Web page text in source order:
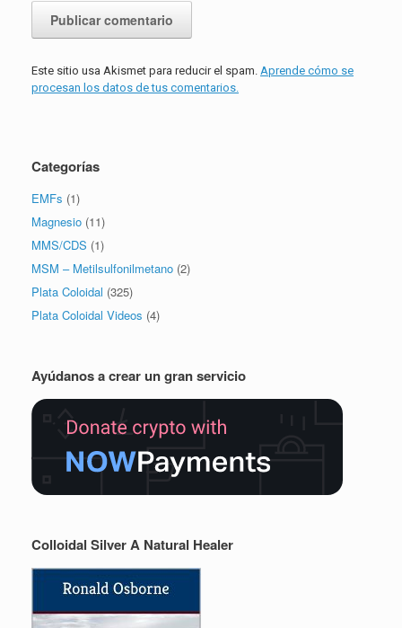
Este sitio usa Akismet para reducir el spam. Aprende cómo se
procesan los datos de tus comentarios.
Categorías
EMFs (1)
Magnesio (11)
MMS/CDS (1)
MSM – Metilsulfonilmetano (2)
Plata Coloidal (325)
Plata Coloidal Videos (4)
Ayúdanos a crear un gran servicio
Colloidal Silver A Natural Healer